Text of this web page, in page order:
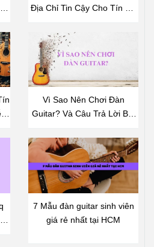
Địa Chỉ Tin Cậy Cho Tín Đồ
Vì Sao Nên Chơi Đàn
Guitar? Và Câu Trả Lời Bất
7 Mẫu đàn guitar sinh viên
giá rẻ nhất tại HCM